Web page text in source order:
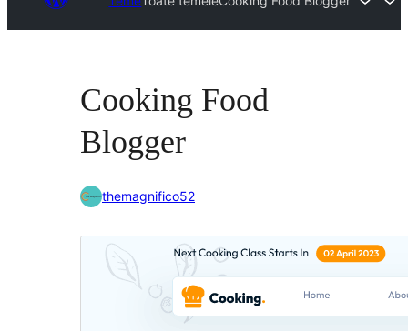
Cooking Food
Blogger
themagnifico52